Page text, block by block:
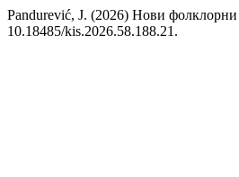
Pandurević, J. (2026) Нови фолклорни
10.18485/kis.2026.58.188.21.